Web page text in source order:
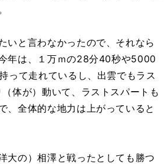
いと言わなかったので、それなら
年は、１万ｍの28分40秒や5000
って走れているし、出雲でもラス
体が）動いて、ラストスパートも
、全体的な地力は上がっていると
大の）相澤と戦ったとしても勝つ